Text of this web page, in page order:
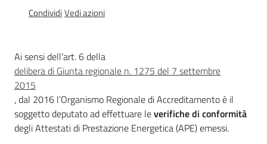
Divulgazione
Normativa
CondividiVedi azioni
Ai sensi dell’art. 6 della
delibera di Giunta regionale n. 1275 del 7 settembre
2015
, dal 2016 l’Organismo Regionale di Accreditamento è il
soggetto deputato ad effettuare leverifiche di conformità
degli Attestati di Prestazione Energetica (APE) emessi.